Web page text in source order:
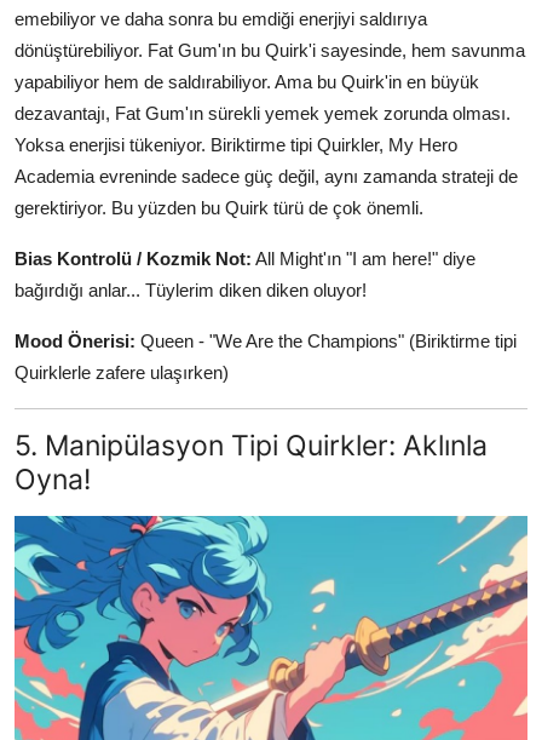
emebiliyor ve daha sonra bu emdiği enerjiyi saldırıya
dönüştürebiliyor. Fat Gum'ın bu Quirk'i sayesinde, hem savunma
yapabiliyor hem de saldırabiliyor. Ama bu Quirk'in en büyük
dezavantajı, Fat Gum'ın sürekli yemek yemek zorunda olması.
Yoksa enerjisi tükeniyor. Biriktirme tipi Quirkler, My Hero
Academia evreninde sadece güç değil, aynı zamanda strateji de
gerektiriyor. Bu yüzden bu Quirk türü de çok önemli.
Bias Kontrolü / Kozmik Not: All Might'ın "I am here!" diye
bağırdığı anlar... Tüylerim diken diken oluyor!
Mood Önerisi: Queen - "We Are the Champions" (Biriktirme tipi
Quirklerle zafere ulaşırken)
5. Manipülasyon Tipi Quirkler: Aklınla
Oyna!